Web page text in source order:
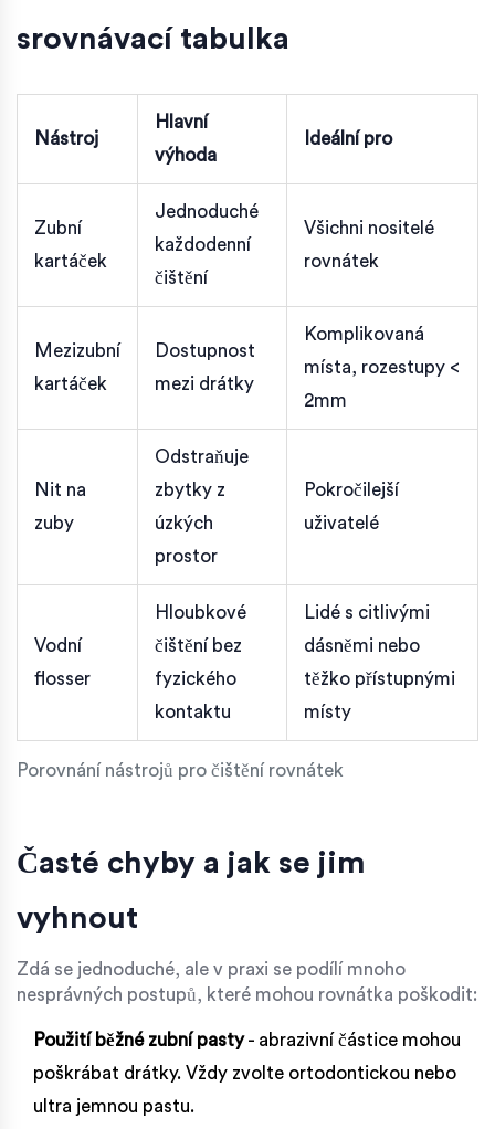
srovnávací tabulka
Porovnání nástrojů pro čištění rovnátek
Nástroj
Hlavní
výhoda
Ideální pro
Zubní
kartáček
Jednoduché
každodenní
čištění
Všichni nositelé
rovnátek
Mezizubní
kartáček
Dostupnost
mezi drátky
Komplikovaná
místa, rozestupy <
2mm
Nit na
zuby
Odstraňuje
zbytky z
úzkých
prostor
Pokročilejší
uživatelé
Vodní
flosser
Hloubkové
čištění bez
fyzického
kontaktu
Lidé s citlivými
dásněmi nebo
těžko přístupnými
místy
Časté chyby a jak se jim
vyhnout
Zdá se jednoduché, ale v praxi se podílí mnoho
nesprávných postupů, které mohou rovnátka poškodit:
Použití běžné zubní pasty- abrazivní částice mohou
poškrábat drátky. Vždy zvolte ortodontickou nebo
ultra jemnou pastu.